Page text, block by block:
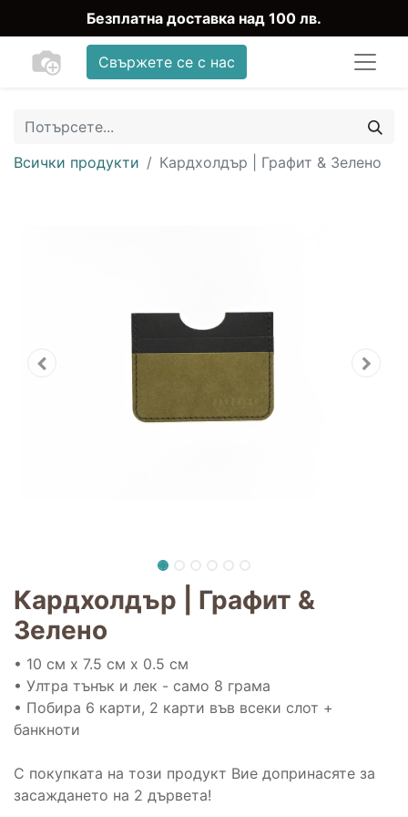
Безплатна доставка над 100 лв.
Свържете се с нас
Всички продукти Кардхолдър | Графит & Зелено
Кардхолдър | Графит &
Зелено
• 10 см х 7.5 см х 0.5 см
• Ултра тънък и лек - само 8 грама
• Побира 6 карти, 2 карти във всеки слот +
банкноти
С покупката на този продукт Вие допринасяте за
засаждането на 2 дървета!